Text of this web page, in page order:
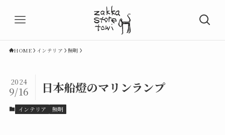
HOME インテリア 照明
日本船燈のマリンランプ
2024
9/16
インテリア 照明